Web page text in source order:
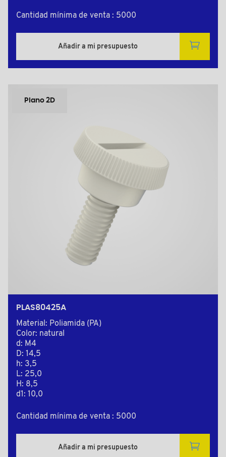
Cantidad mínima de venta : 5000
Añadir a mi presupuesto
Plano 2D
PLAS80425A
Material: Poliamida (PA)
Color: natural
d: M4
D: 14,5
h: 3,5
L: 25,0
H: 8,5
d1: 10,0
Cantidad mínima de venta : 5000
Añadir a mi presupuesto